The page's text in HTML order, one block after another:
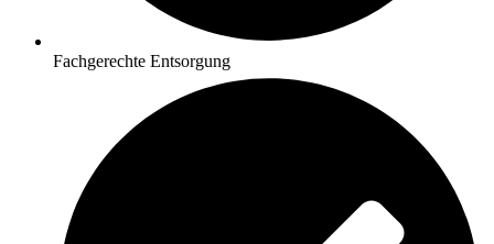
Fachgerechte Entsorgung